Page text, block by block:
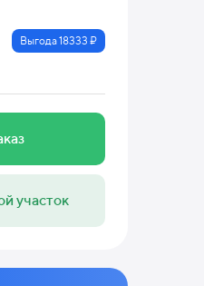
Выгода 18333 ₽
участок